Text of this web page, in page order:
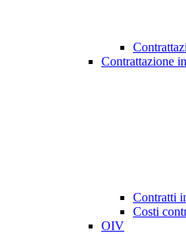
Contrattazione
Contratti
Costi
OIV